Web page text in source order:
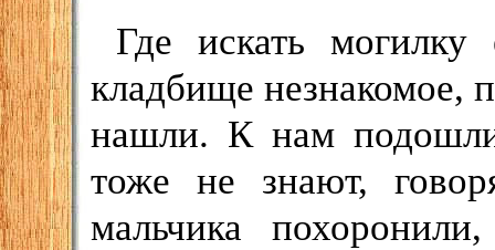
Где искать
кладбище незнакомое,
нашли. К нам
тоже не знают,
мальчика